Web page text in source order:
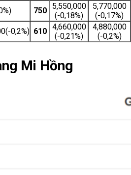
750
5,550,000
(-0,18%)
5,770,000
(-0,17%)
0,2%) 610
4,660,000
(-0,21%)
4,880,000
(-0,2%)
Mi Hồng